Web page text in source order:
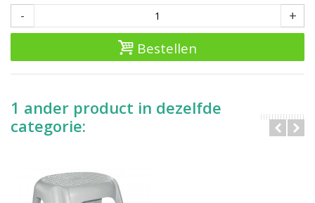
- +
Bestellen
1 ander product in dezelfde
categorie: